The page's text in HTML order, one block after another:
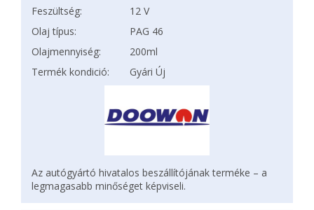
Feszültség:
12 V
Olaj típus:
PAG 46
Olajmennyiség:
200ml
Termék kondició:
Gyári Új
Az autógyártó hivatalos beszállítójának terméke – a
legmagasabb minőséget képviseli.